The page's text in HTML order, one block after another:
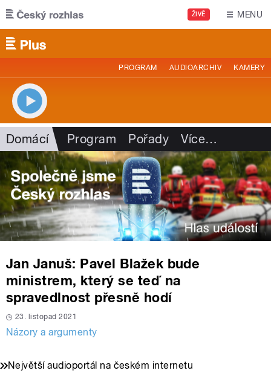
Přejít k hlavnímu obsahu
ŽIVĚ MENU
PROGRAM AUDIOARCHIV KAMERY
Domácí Program Pořady Více…
Jan Januš: Pavel Blažek bude
ministrem, který se teď na
spravedlnost přesně hodí
23. listopad 2021
Názory a argumenty
Největší audioportál na českém internetu